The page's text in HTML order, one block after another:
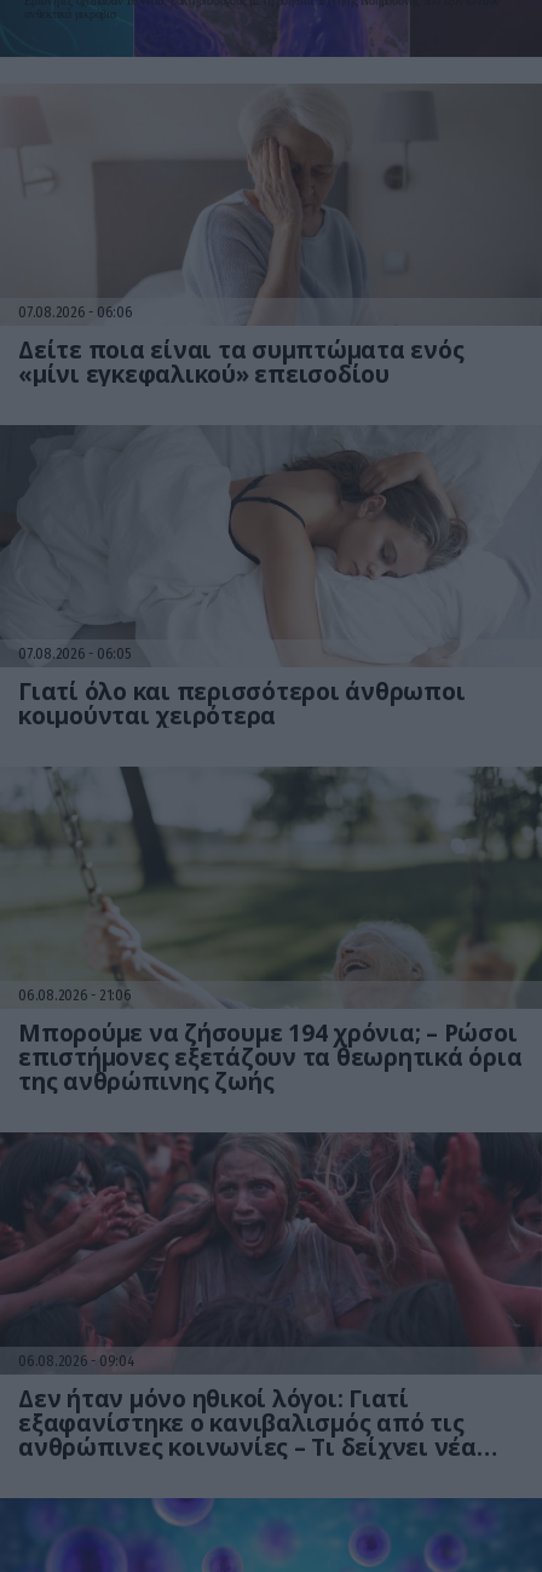
ανθεκτικά μικρόβια
07.08.2026 06:06
Δείτε ποια είναι τα συμπτώματα ενός
«μίνι εγκεφαλικού» επεισοδίου
07.08.2026 06:05
Γιατί όλο και περισσότεροι άνθρωποι
κοιμούνται χειρότερα
06.08.2026 21:06
Μπορούμε να ζήσουμε 194 χρόνια; – Ρώσοι
επιστήμονες εξετάζουν τα θεωρητικά όρια
της ανθρώπινης ζωής
06.08.2026 09:04
Δεν ήταν μόνο ηθικοί λόγοι: Γιατί
εξαφανίστηκε ο κανιβαλισμός από τις
ανθρώπινες κοινωνίες – Τι δείχνει νέα